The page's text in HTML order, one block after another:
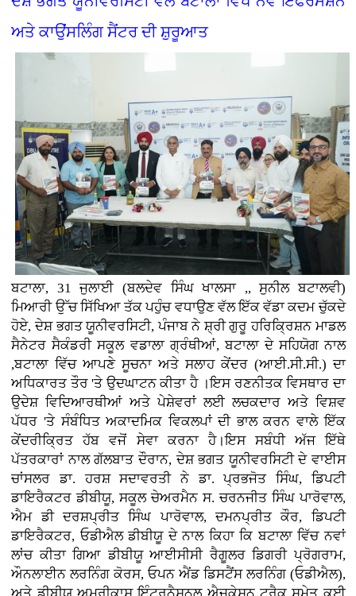
ਅਤੇ ਕਾਉਂਸਲਿੰਗ ਸੈਂਟਰ ਦੀ ਸ਼ੁਰੂਆਤ
ਬਟਾਲਾ, 31 ਜੁਲਾਈ (ਬਲਦੇਵ ਸਿੰਘ ਖਾਲਸਾ ,, ਸੁਨੀਲ ਬਟਾਲਵੀ)
ਮਿਆਰੀ ਉੱਚ ਸਿੱਖਿਆ ਤੱਕ ਪਹੁੰਚ ਵਧਾਉਣ ਵੱਲ ਇੱਕ ਵੱਡਾ ਕਦਮ ਚੁੱਕਦੇ
ਹੋਏ, ਦੇਸ਼ ਭਗਤ ਯੂਨੀਵਰਸਿਟੀ, ਪੰਜਾਬ ਨੇ ਸ਼੍ਰੀ ਗੁਰੂ ਹਰਿਕ੍ਰਿਸ਼ਨ ਮਾਡਲ
ਸੈਨੇਟਰ ਸੈਕੰਡਰੀ ਸਕੂਲ ਵਡਾਲਾ ਗ੍ਰੰਥੀਆਂ, ਬਟਾਲਾ ਦੇ ਸਹਿਯੋਗ ਨਾਲ
,ਬਟਾਲਾ ਵਿੱਚ ਆਪਣੇ ਸੂਚਨਾ ਅਤੇ ਸਲਾਹ ਕੇਂਦਰ (ਆਈ.ਸੀ.ਸੀ.) ਦਾ
ਅਧਿਕਾਰਤ ਤੌਰ 'ਤੇ ਉਦਘਾਟਨ ਕੀਤਾ ਹੈ ।ਇਸ ਰਣਨੀਤਕ ਵਿਸਥਾਰ ਦਾ
ਉਦੇਸ਼ ਵਿਦਿਆਰਥੀਆਂ ਅਤੇ ਪੇਸ਼ੇਵਰਾਂ ਲਈ ਲਚਕਦਾਰ ਅਤੇ ਵਿਸ਼ਵ
ਪੱਧਰ 'ਤੇ ਸੰਬੰਧਿਤ ਅਕਾਦਮਿਕ ਵਿਕਲਪਾਂ ਦੀ ਭਾਲ ਕਰਨ ਵਾਲੇ ਇੱਕ
ਕੇਂਦਰੀਕ੍ਰਿਤ ਹੱਬ ਵਜੋਂ ਸੇਵਾ ਕਰਨਾ ਹੈ।ਇਸ ਸਬੰਧੀ ਅੱਜ ਇੱਥੇ
ਪੱਤਰਕਾਰਾਂ ਨਾਲ ਗੱਲਬਾਤ ਦੌਰਾਨ, ਦੇਸ਼ ਭਗਤ ਯੂਨੀਵਰਸਿਟੀ ਦੇ ਵਾਈਸ
ਚਾਂਸਲਰ ਡਾ. ਹਰਸ਼ ਸਦਾਵਰਤੀ ਨੇ ਡਾ. ਪ੍ਰਭਜੋਤ ਸਿੰਘ, ਡਿਪਟੀ
ਡਾਇਰੈਕਟਰ ਡੀਬੀਯੂ, ਸਕੂਲ ਚੇਅਰਮੈਨ ਸ. ਚਰਨਜੀਤ ਸਿੰਘ ਪਾਰੋਵਾਲ,
ਐਮ ਡੀ ਦਰਸ਼ਪ੍ਰੀਤ ਸਿੰਘ ਪਾਰੋਵਾਲ, ਦਮਨਪ੍ਰੀਤ ਕੌਰ, ਡਿਪਟੀ
ਡਾਇਰੈਕਟਰ, ਓਡੀਐਲ ਡੀਬੀਯੂ ਦੇ ਨਾਲ ਕਿਹਾ ਕਿ ਬਟਾਲਾ ਵਿੱਚ ਨਵਾਂ
ਲਾਂਚ ਕੀਤਾ ਗਿਆ ਡੀਬੀਯੂ ਆਈਸੀਸੀ ਰੈਗੂਲਰ ਡਿਗਰੀ ਪ੍ਰੋਗਰਾਮ,
ਔਨਲਾਈਨ ਲਰਨਿੰਗ ਕੋਰਸ, ਓਪਨ ਐਂਡ ਡਿਸਟੈਂਸ ਲਰਨਿੰਗ (ਓਡੀਐਲ),